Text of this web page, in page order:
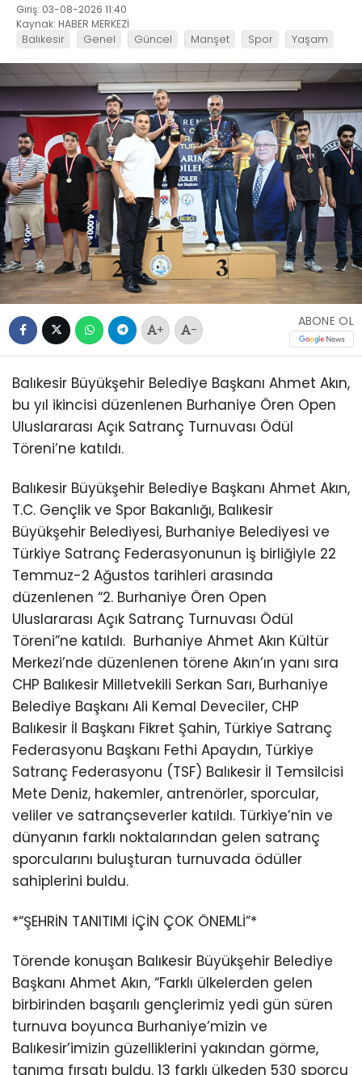
Giriş: 03-08-2026 11:40
Kaynak: HABER MERKEZİ
Balıkesir Genel Güncel Manşet Spor Yaşam
+ -
ABONE OL
Balıkesir Büyükşehir Belediye Başkanı Ahmet Akın,
bu yıl ikincisi düzenlenen Burhaniye Ören Open
Uluslararası Açık Satranç Turnuvası Ödül
Töreni’ne katıldı.
Balıkesir Büyükşehir Belediye Başkanı Ahmet Akın,
T.C. Gençlik ve Spor Bakanlığı, Balıkesir
Büyükşehir Belediyesi, Burhaniye Belediyesi ve
Türkiye Satranç Federasyonunun iş birliğiyle 22
Temmuz-2 Ağustos tarihleri arasında
düzenlenen “2. Burhaniye Ören Open
Uluslararası Açık Satranç Turnuvası Ödül
Töreni”ne katıldı. Burhaniye Ahmet Akın Kültür
Merkezi’nde düzenlenen törene Akın’ın yanı sıra
CHP Balıkesir Milletvekili Serkan Sarı, Burhaniye
Belediye Başkanı Ali Kemal Deveciler, CHP
Balıkesir İl Başkanı Fikret Şahin, Türkiye Satranç
Federasyonu Başkanı Fethi Apaydın, Türkiye
Satranç Federasyonu (TSF) Balıkesir İl Temsilcisi
Mete Deniz, hakemler, antrenörler, sporcular,
veliler ve satrançseverler katıldı. Türkiye’nin ve
dünyanın farklı noktalarından gelen satranç
sporcularını buluşturan turnuvada ödüller
sahiplerini buldu.
*“ŞEHRİN TANITIMI İÇİN ÇOK ÖNEMLİ”*
Törende konuşan Balıkesir Büyükşehir Belediye
Başkanı Ahmet Akın, “Farklı ülkelerden gelen
birbirinden başarılı gençlerimiz yedi gün süren
turnuva boyunca Burhaniye’mizin ve
Balıkesir’imizin güzelliklerini yakından görme,
tanıma fırsatı buldu. 13 farklı ülkeden 530 sporcu